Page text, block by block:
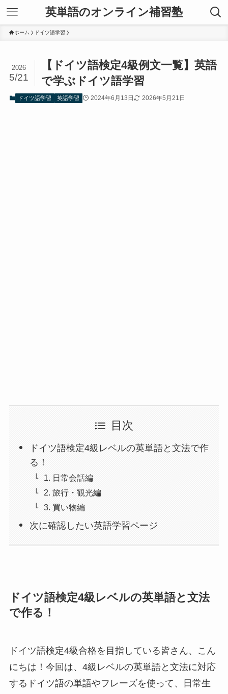
英単語のオンライン補習塾
ホーム ドイツ語学習
【ドイツ語検定4級例文一覧】英語
で学ぶドイツ語学習
2026
5/21
ドイツ語学習 英語学習 2024年6月13日 2026年5月21日
目次
ドイツ語検定4級レベルの英単語と文法で作
る！
1. 日常会話編
2. 旅行・観光編
3. 買い物編
次に確認したい英語学習ページ
ドイツ語検定4級レベルの英単語と文法
で作る！
ドイツ語検定4級合格を目指している皆さん、
こん
にちは！今回は、 4級レベルの英単語と文法に対応
するドイツ語の単語やフレーズを使って、
日常生